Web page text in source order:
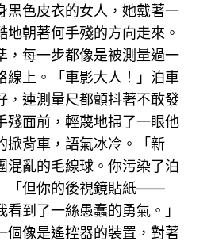
黑色皮衣的女人，她戴著一
地朝著何手殘的方向走來。
，每一步都像是被測量過一
線上。「車影大人！」泊車
，連測量尺都顫抖著不敢發
殘面前，輕蔑地掃了一眼他
掀背車，語氣冰冷。「新
混亂的毛線球。你污染了泊
「但你的後視鏡貼紙——
看到了一絲愚蠢的勇氣。」
個像是遙控器的裝置，對著